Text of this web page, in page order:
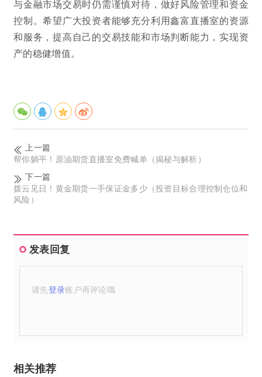
与金融市场交易时仍需谨慎对待，做好风险管理和资金
控制。希望广大投资者能够充分利用鑫富直播室的资源
和服务，提高自己的交易技能和市场判断能力，实现资
产的稳健增值。
上一篇
帮你躺平！原油期货直播室免费喊单（揭秘与解析）
下一篇
拨云见日！黄金期货一手保证金多少（投资目标合理控制仓位和
风险）
发表回复
请先登录账户再评论哦
相关推荐